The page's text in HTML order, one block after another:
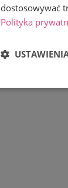
dostosowywać
Polityka